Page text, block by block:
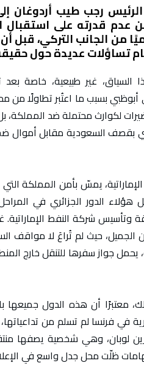
رجب طيب أردوغان
عدم قدرته على
من الجانب التركي، قبل
تساؤلات عديدة حول
السياق، غير طبيعية، خاصة بعد
أبوظبي بسبب ما اعتُبر تطاولًا
لكوارث محتملة ضد المملكة،
بقصف السعودية مقابل أموال
يمسّ بأمن المملكة
هؤلاء الدور الجزائري في
شركة النفط الإماراتية.
حيث لم تُراعَ لا مواقف
جواز سفرها للتنقل خارج
معتبرًا أن هذه الدول جميعها
في فرنسا لم تسلم من
لوبان، وهي شخصية يصفها
ظلّت محل جدل واسع في